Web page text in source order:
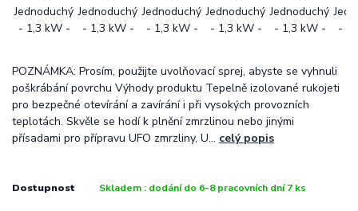
POZNÁMKA: Prosím, použijte uvolňovací sprej, abyste se vyhnuli
poškrábání povrchu Výhody produktu Tepelně izolované rukojeti
pro bezpečné otevírání a zavírání i při vysokých provozních
teplotách. Skvěle se hodí k plnění zmrzlinou nebo jinými
přísadami pro přípravu UFO zmrzliny, U... celý popis
Dostupnost Skladem : dodání do 6-8 pracovních dní 7 ks